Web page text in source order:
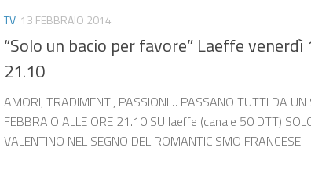
TV 13 FEBBRAIO 2014
“Solo un bacio per favore” Laeffe
21.10
AMORI, TRADIMENTI, PASSIONI… PASSANO TUTTI DA UN
FEBBRAIO ALLE ORE 21.10 SU laeffe (canale 50 DTT)
VALENTINO NEL SEGNO DEL ROMANTICISMO FRANCESE